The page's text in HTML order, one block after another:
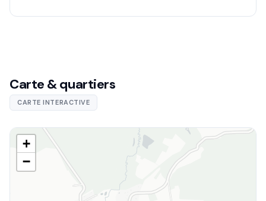
Carte & quartiers
CARTE INTERACTIVE
+
−